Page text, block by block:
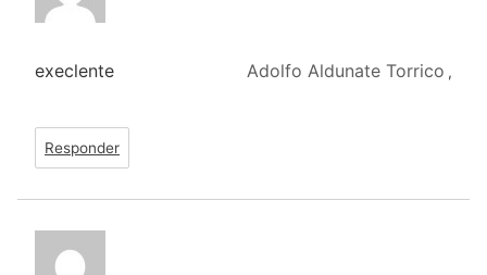
Adolfo Aldunate Torrico ,
execlente
Responder